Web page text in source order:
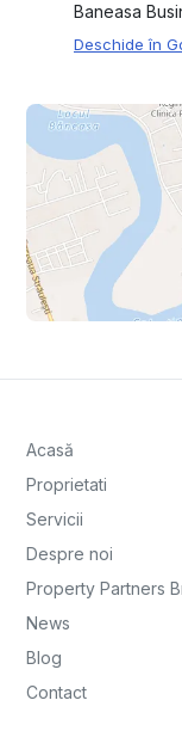
Baneasa
Deschide în
Acasă
Proprietati
Servicii
Despre noi
Property Partners
News
Blog
Contact